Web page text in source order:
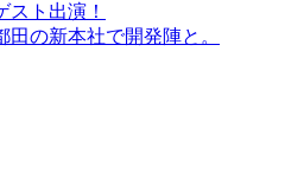
スト出演！
田の新本社で開発陣と。